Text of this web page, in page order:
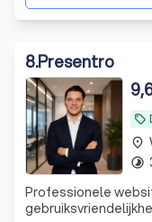
8.Presentro
local_offer
Professionele
place
timelapse